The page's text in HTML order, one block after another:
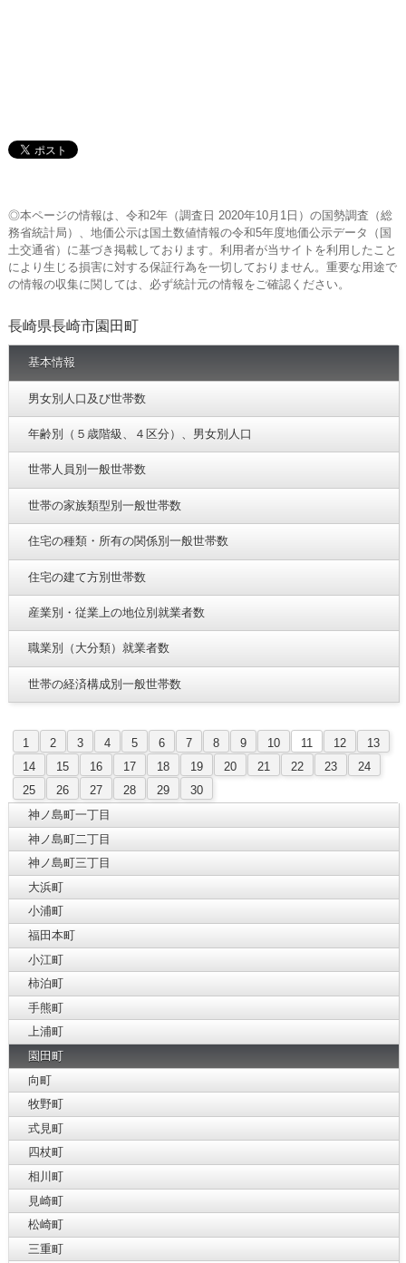
◎本ページの情報は、令和2年（調査日 2020年10月1日）の国勢調査（総
務省統計局）、地価公示は国土数値情報の令和5年度地価公示データ（国
土交通省）に基づき掲載しております。利用者が当サイトを利用したこと
により生じる損害に対する保証行為を一切しておりません。重要な用途で
の情報の収集に関しては、必ず統計元の情報をご確認ください。
長崎県長崎市園田町
基本情報
男女別人口及び世帯数
年齢別（５歳階級、４区分）、男女別人口
世帯人員別一般世帯数
世帯の家族類型別一般世帯数
住宅の種類・所有の関係別一般世帯数
住宅の建て方別世帯数
産業別・従業上の地位別就業者数
職業別（大分類）就業者数
世帯の経済構成別一般世帯数
1 2 3 4 5 6 7 8 9 10 11 12
13
14
15 16 17 18 19 20 21 22 23
24
25
26 27 28 29
30
神ノ島町一丁目
神ノ島町二丁目
神ノ島町三丁目
大浜町
小浦町
福田本町
小江町
柿泊町
手熊町
上浦町
園田町
向町
牧野町
式見町
四杖町
相川町
見崎町
松崎町
三重町